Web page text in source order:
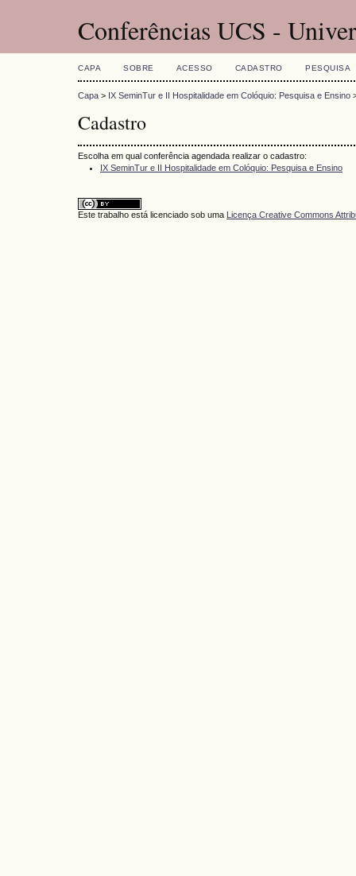
Conferências UCS -
CAPA SOBRE ACESSO CADASTRO PESQUISA
Capa > IX SeminTur e II Hospitalidade em Colóquio: Pesquisa e Ensino
Cadastro
Escolha em qual conferência agendada realizar o cadastro:
IX SeminTur e II Hospitalidade em Colóquio: Pesquisa e Ensino
Este trabalho está licenciado sob uma Licença Creative Commons